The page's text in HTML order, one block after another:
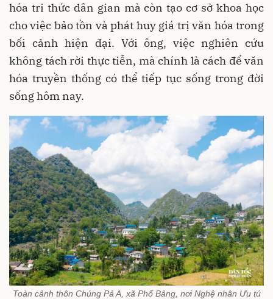
hóa tri thức dân gian mà còn tạo cơ sở khoa học
cho việc bảo tồn và phát huy giá trị văn hóa trong
bối cảnh hiện đại. Với ông, việc nghiên cứu
không tách rời thực tiễn, mà chính là cách để văn
hóa truyền thống có thể tiếp tục sống trong đời
sống hôm nay.
Toàn cảnh thôn Chúng Pả A, xã Phố Bảng, nơi Nghệ nhân Ưu tú